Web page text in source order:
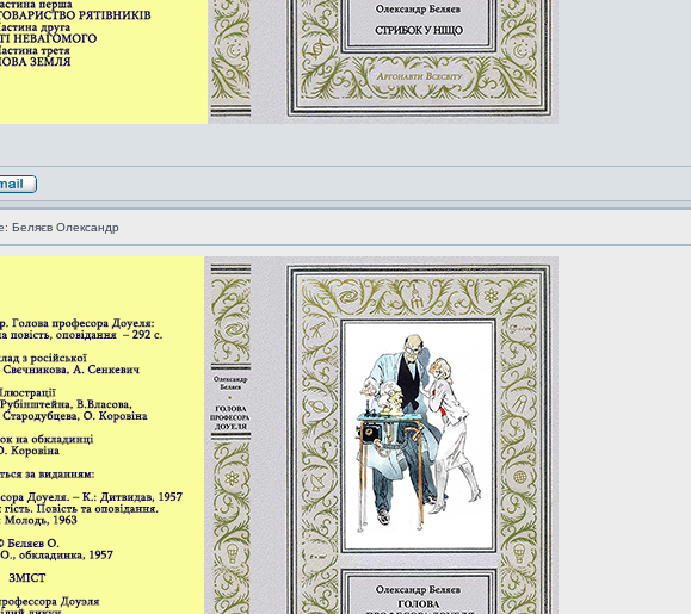
Беляєв Олександр